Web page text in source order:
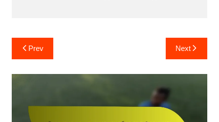
Post
navigation
Prev Next